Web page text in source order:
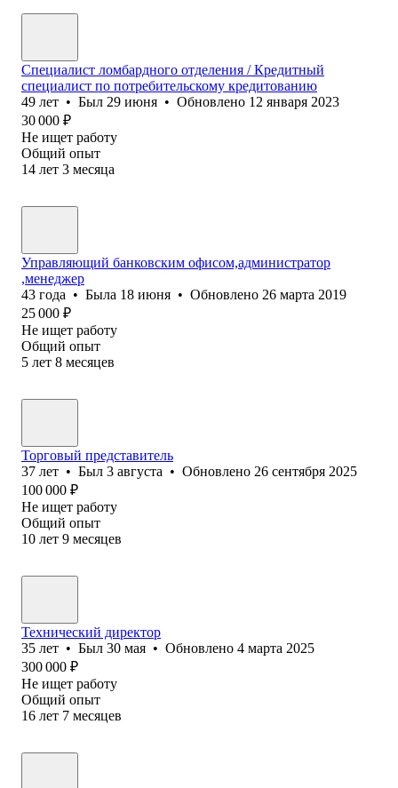
Специалист ломбардного отделения / Кредитный
специалист по потребительскому кредитованию
49 лет • Был 29 июня • Обновлено 12 января 2023
30 000 ₽
Не ищет работу
Общий опыт
14 лет 3 месяца
Управляющий банковским офисом,администратор
,менеджер
43 года • Была 18 июня • Обновлено 26 марта 2019
25 000 ₽
Не ищет работу
Общий опыт
5 лет 8 месяцев
Торговый представитель
37 лет • Был 3 августа • Обновлено 26 сентября 2025
100 000 ₽
Не ищет работу
Общий опыт
10 лет 9 месяцев
Технический директор
35 лет • Был 30 мая • Обновлено 4 марта 2025
300 000 ₽
Не ищет работу
Общий опыт
16 лет 7 месяцев